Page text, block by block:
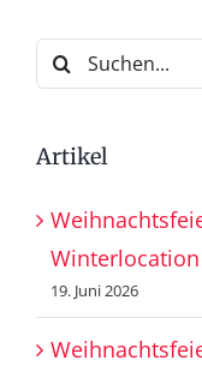
Suche
nach:
Artikel
Winterlocation
19. Juni 2026